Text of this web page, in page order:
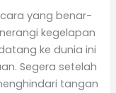
yang benar-
kegelapan
ke dunia ini
Segera setelah
tangan